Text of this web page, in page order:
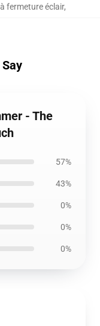
fermeture éclair,
- The
57%
43%
0%
0%
0%